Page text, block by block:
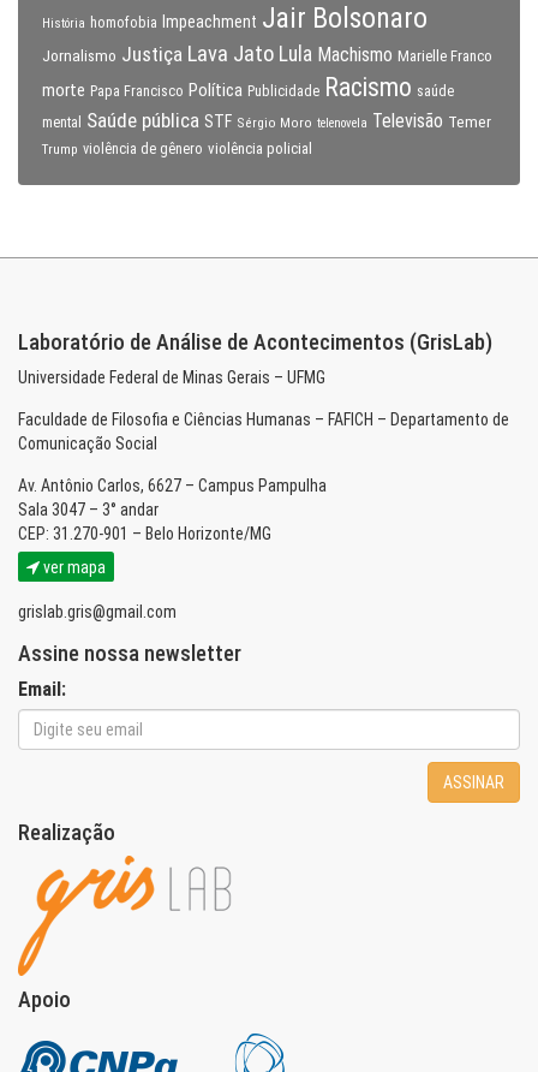
História homofobia Impeachment Jair Bolsonaro
Jornalismo Justiça Lava Jato Lula Machismo Marielle Franco
morte Papa Francisco Política Publicidade Racismo saúde
mental
Saúde pública STF Sérgio Moro telenovela Televisão Temer
Trump violência de gênero violência policial
Laboratório de Análise de Acontecimentos (GrisLab)
Universidade Federal de Minas Gerais – UFMG
Faculdade de Filosofia e Ciências Humanas – FAFICH – Departamento de
Comunicação Social
Av. Antônio Carlos, 6627 – Campus Pampulha
Sala 3047 – 3° andar
CEP: 31.270-901 – Belo Horizonte/MG
ver mapa
grislab.gris@gmail.com
Assine nossa newsletter
Email:
ASSINAR
Realização
Apoio